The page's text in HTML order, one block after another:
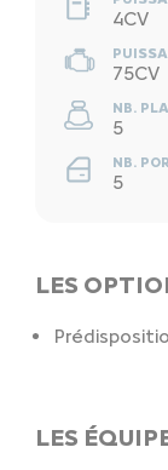
4CV
75CV
NB.
5
NB.
5
LES
LES